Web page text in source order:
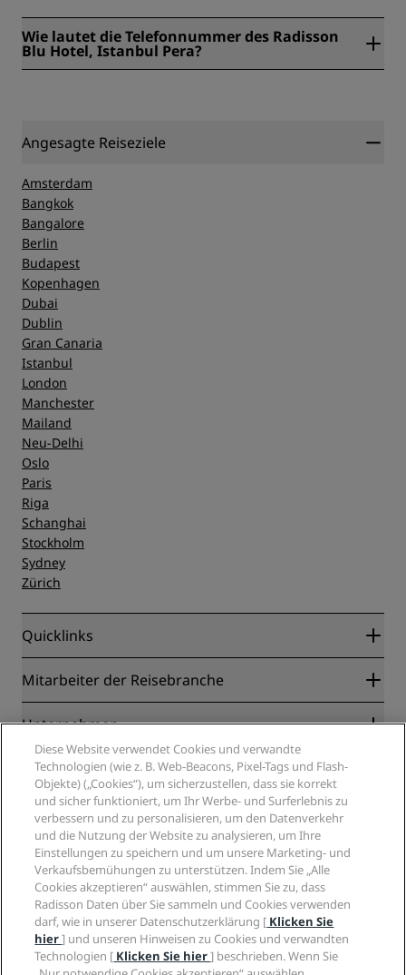
Wie lautet die Telefonnummer des Radisson
Blu Hotel, Istanbul Pera?
Angesagte Reiseziele
Amsterdam
Bangkok
Bangalore
Berlin
Budapest
Kopenhagen
Dubai
Dublin
Gran Canaria
Istanbul
London
Manchester
Mailand
Neu-Delhi
Oslo
Paris
Riga
Schanghai
Stockholm
Sydney
Zürich
Quicklinks
Radisson Rewards
Blog
Neue und aufstrebende Hotels
Radisson Hotels APP
„Sports Approved“-Hotels
Familienfreundliche Hotels
Gesundheit & Sicherheit
Mitarbeiter der Reisebranche
Partner
Reisebüros
Unternehmen
Radisson Hotel Group
Medien
Karriere RHG
Karriere PPHE
Karrieren EHL
The Club by RHG
Entwicklungsmöglichkeiten
Responsible Business – Unser Engagement
Einkauf
Rechtliches
Privacy Centre
Rechtliche Hinweise
Radisson Rewards Geschäftsbedingungen
Website-Nutzungsvereinbarung
Digitale Barrierefreiheit
Moderne Sklaverei – Erklärung
Hilfe
Verbrauchermeldungen
Kontakt
FAQ
Inhaltsübersicht
Soziale Medien
Marken von Radisson Hotels
Diese Website verwendet Cookies und verwandte
Technologien (wie z. B. Web-Beacons, Pixel-Tags und Flash-
Objekte) („Cookies“), um sicherzustellen, dass sie korrekt
und sicher funktioniert, um Ihr Werbe- und Surferlebnis zu
verbessern und zu personalisieren, um den Datenverkehr
und die Nutzung der Website zu analysieren, um Ihre
Einstellungen zu speichern und um unsere Marketing- und
Verkaufsbemühungen zu unterstützen. Indem Sie „Alle
Cookies akzeptieren“ auswählen, stimmen Sie zu, dass
Radisson Daten über Sie sammeln und Cookies verwenden
darf, wie in unserer Datenschutzerklärung [ Klicken Sie
hier] und unseren Hinweisen zu Cookies und verwandten
Technologien [ Klicken Sie hier] beschrieben. Wenn Sie